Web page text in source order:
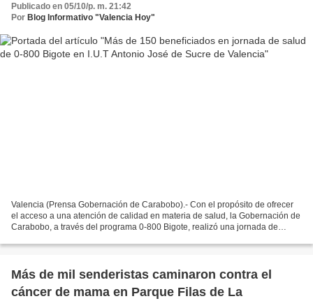
Publicado en 05/10/p. m. 21:42
Por Blog Informativo "Valencia Hoy"
Valencia (Prensa Gobernación de Carabobo).- Con el propósito de ofrecer
el acceso a una atención de calidad en materia de salud, la Gobernación de
Carabobo, a través del programa 0-800 Bigote, realizó una jornada de
Más de mil senderistas caminaron contra el
cáncer de mama en Parque Filas de La